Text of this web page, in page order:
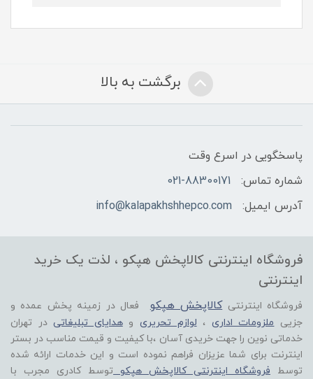
برگشت به بالا
پاسخگویی در اسرع وقت
شماره تماس:
021-88300171
آدرس ایمیل:
info@kalapakhshhepco.com
فروشگاه اینترنتی کالاپخش هپکو ، لذت یک خرید
اینترنتی
فروشگاه اینترنتی کالاپخش هپکو
فعال در زمینه پخش عمده و
جزییملزومات اداری ،لوازم تحریری وهدایای تبلیغاتیدر تهران
خدماتی نوین را جهت خریدی آسان ،با کیفیت و قیمت مناسب در بستر
اینترنت برای شما عزیزان فراهم نموده است و این خدمات ارائه شده
توسط فروشگاه اینترنتی کالاپخش هپکو
توسط کادری مجرب با